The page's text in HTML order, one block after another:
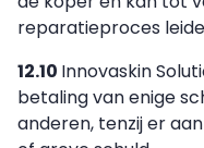
reparatieproces
12.10 Innovaskin
betaling van enige
anderen, tenzij er